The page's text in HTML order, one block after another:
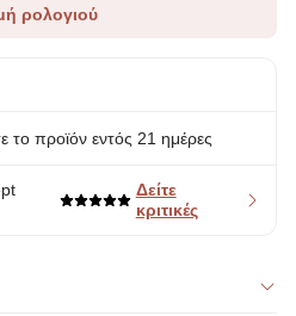
ρολογιού
το προϊόν εντός 21 ημέρες
Δείτε
κριτικές